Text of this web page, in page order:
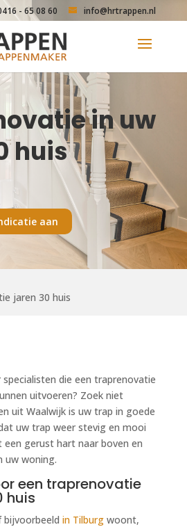
- 65 08 60 info@hrtrappen.nl
in uw
huis
aan
jaren 30 huis
die een traprenovatie
uitvoeren? Zoek niet
uit Waalwijk is uw trap in goede
uw trap weer stevig en mooi
gerust hart naar boven en
uw woning.
een traprenovatie
huis
in Tilburgwoont,